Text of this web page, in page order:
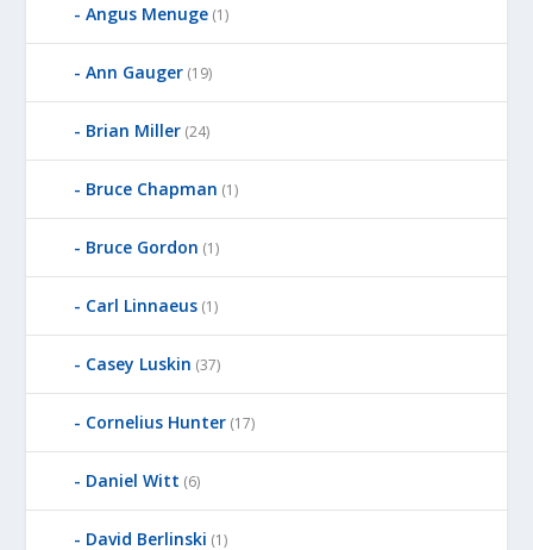
Angus Menuge (1)
Ann Gauger (19)
Brian Miller (24)
Bruce Chapman (1)
Bruce Gordon (1)
Carl Linnaeus (1)
Casey Luskin (37)
Cornelius Hunter (17)
Daniel Witt (6)
David Berlinski (1)